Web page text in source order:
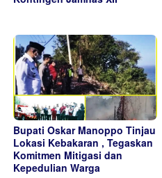
Bupati Oskar Manoppo Tinjau
Lokasi Kebakaran , Tegaskan
Komitmen Mitigasi dan
Kepedulian Warga